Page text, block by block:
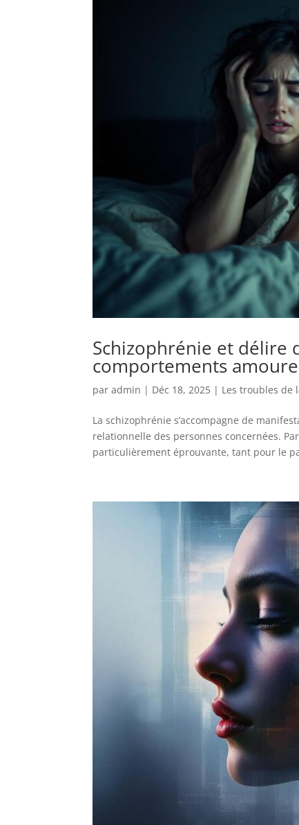
Schizophrénie et délire
comportements
paradmin | Déc 18, 2025 | Les troubles de
La schizophrénie s’accompagne de
relationnelle des personnes concernées.
particulièrement éprouvante, tant pour le